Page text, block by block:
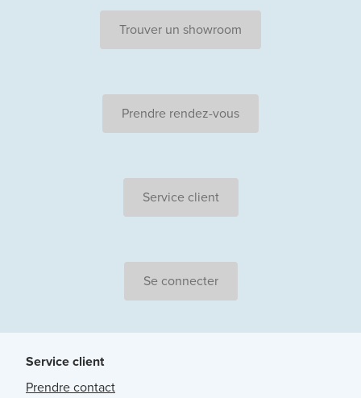
Trouver un showroom
Prendre rendez-vous
Service client
Se connecter
Service client
Prendre contact